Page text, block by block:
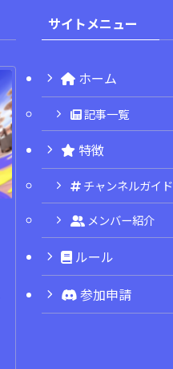
サイトメニュー
ホーム
記事一覧
特徴
チャンネルガイド
メンバー紹介
ルール
参加申請